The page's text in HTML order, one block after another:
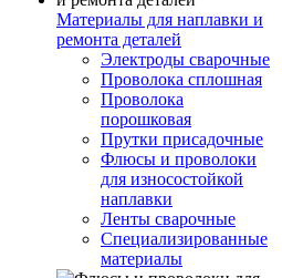
Материалы для наплавки и
ремонта деталей
Электроды сварочные
Проволока сплошная
Проволока
порошковая
Прутки присадочные
Флюсы и проволоки
для износостойкой
наплавки
Ленты сварочные
Специализированные
материалы